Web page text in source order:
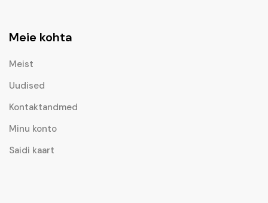
Meie kohta
Meist
Uudised
Kontaktandmed
Minu konto
Saidi kaart